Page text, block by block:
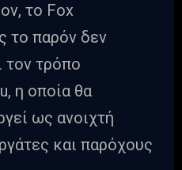
το Fox
το παρόν δεν
τον τρόπο
η οποία θα
ως ανοιχτή
και παρόχους